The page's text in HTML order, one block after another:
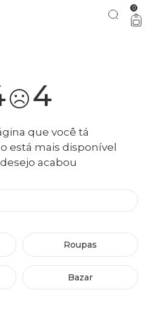
comemorar com a gente aproveita! 0
4
que você tá
está mais disponível
acabou
Roupas
Bazar